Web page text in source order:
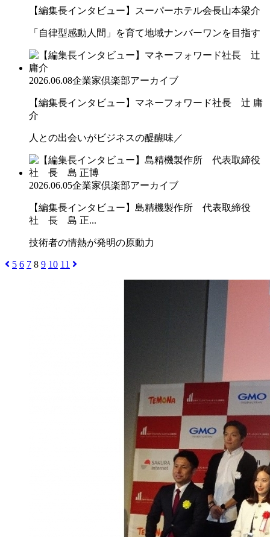
【編集長インタビュー】スーパーホテル会長山本梁介
「自律型感動人間」を育て地域ナンバーワンを目指す
2026.06.08企業家倶楽部アーカイブ
【編集長インタビュー】マネーフォワード社長 辻 庸
介
人との出会いがビジネスの醍醐味／
2026.06.05企業家倶楽部アーカイブ
【編集長インタビュー】島精機製作所 代表取締役
社 長 島 正...
技術者の情熱が発明の原動力
5 6 7 8 9 10 11